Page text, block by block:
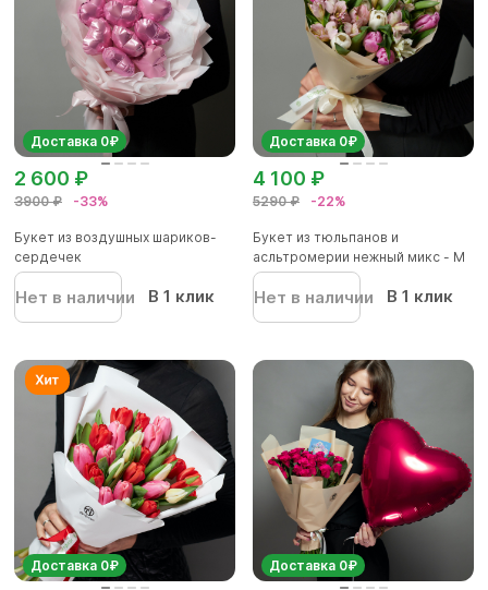
Доставка 0₽
3900 ₽ -33%
2 600 ₽
Букет из воздушных шариков-
сердечек
Нет в наличии В 1 клик
Доставка 0₽
5290 ₽ -22%
4 100 ₽
Букет из тюльпанов и
асльтромерии нежный микс - M
Нет в наличии В 1 клик
Доставка 0₽ Доставка 0₽